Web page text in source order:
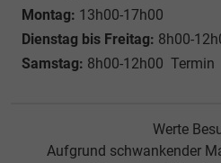
Montag: 13h00-17h00
Dienstag bis Freitag: 8h00-
Samstag: 8h00-12h00 Termin
Werte
Aufgrund schwankender